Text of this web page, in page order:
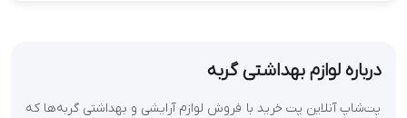
درباره لوازم بهداشتی گربه
پت‌شاپ آنلاین پت خرید با فروش لوازم آرایشی و بهداشتی گربه‌ها که